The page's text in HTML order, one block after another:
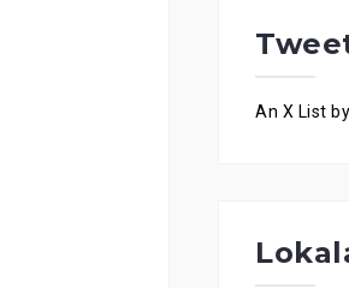
An X List